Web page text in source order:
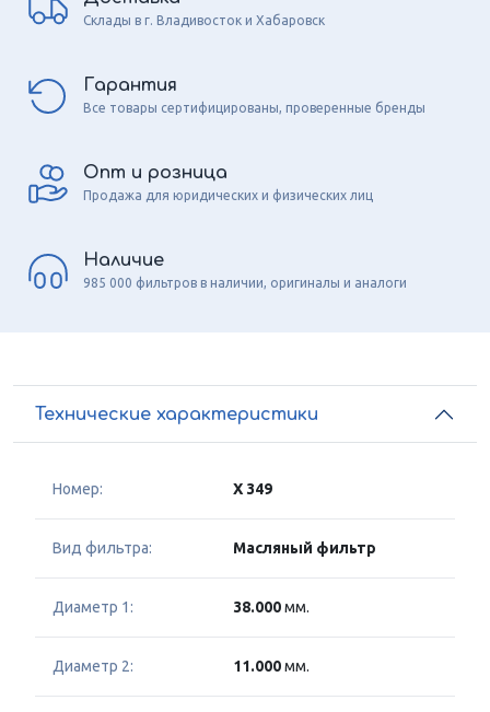
Склады в г. Владивосток и Хабаровск
Гарантия
Все товары сертифицированы, проверенные бренды
Опт и розница
Продажа для юридических и физических лиц
Наличие
985 000 фильтров в наличии, оригиналы и аналоги
Технические характеристики
Номер: X 349
Вид фильтра: Масляный фильтр
Диаметр 1: 38.000мм.
Диаметр 2: 11.000мм.